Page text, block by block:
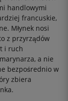
handlowymi
francuskie,
Młynek nosi
z przyrządów
i ruch
a nie
bezpośrednio w
zbiera